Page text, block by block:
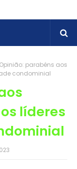
Opinião: parabéns aos
condominial
líderes